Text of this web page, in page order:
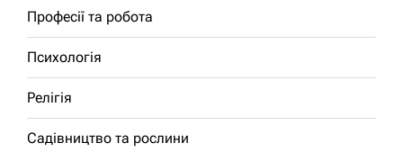
Професії та робота
Психологія
Релігія
Садівництво та рослини